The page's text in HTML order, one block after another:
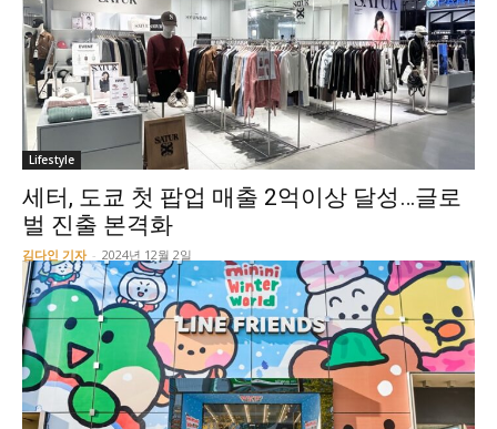
Lifestyle
세터, 도쿄 첫 팝업 매출 2억이상 달성…글로
벌 진출 본격화
김다인 기자 - 2024년 12월 2일